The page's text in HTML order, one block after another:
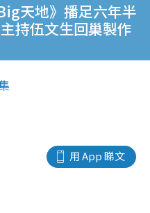
天地》播足六年半
持伍文生回巢製作
用 App 睇文